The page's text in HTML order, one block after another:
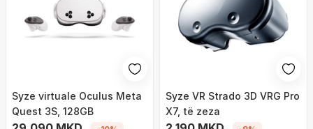
Syze virtuale Oculus Meta
Quest 3S, 128GB
Syze VR Strado 3D VRG Pro
X7, të zeza